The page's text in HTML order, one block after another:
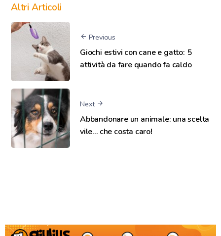
Altri Articoli
Previous
Giochi estivi con cane e gatto: 5
attività da fare quando fa caldo
Next
Abbandonare un animale: una scelta
vile… che costa caro!